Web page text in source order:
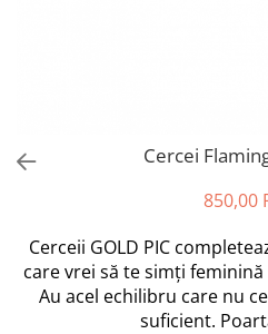
Cercei
850,00
Cerceii GOLD PIC
care vrei să te simți
Au acel echilibru care nu
suficient.